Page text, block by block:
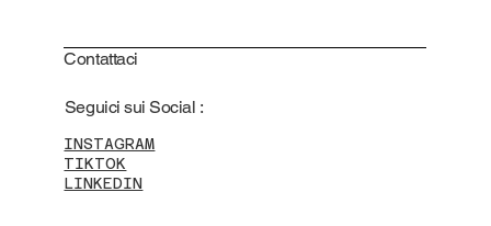
Contattaci
INSTAGRAM
TIKTOK
LINKEDIN
Seguici sui Social :